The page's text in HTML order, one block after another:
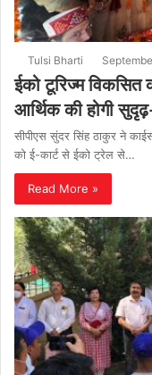
Tulsi Bharti
ईको टूरिज्म विकसित
आर्थिक की होगी
सीपीएस सुंदर सिंह ठाकुर ने
को ई-कार्ट से ईको ट्रेल से…
Read More »